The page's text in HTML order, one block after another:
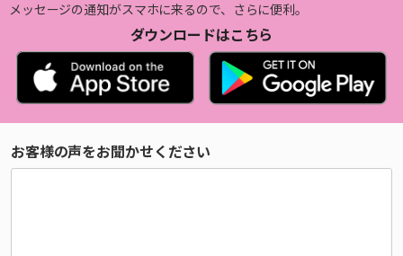
メッセージの通知がスマホに来るので、さらに便利。
ダウンロードはこちら
お客様の声をお聞かせください